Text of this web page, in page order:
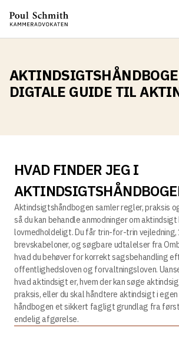
DIGTALE GUIDE TIL
HVAD FINDER JEG I
Aktindsigtshåndbogen samler regler, praksis
så du kan behandle anmodninger om
lovmedholdeligt. Du får trin-for-trin vejledning,
brevskabeloner, og søgbare udtalelser fra
hvad du behøver for korrekt sagsbehandling
offentlighedsloven og forvaltningsloven.
hvad aktindsigt er, hvem der kan søge
praksis, eller du skal håndtere aktindsigt i
håndbogen et sikkert fagligt grundlag fra
endelig afgørelse.